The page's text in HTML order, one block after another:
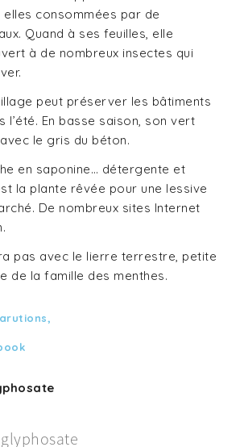
elles consommées par de
Quand à ses feuilles, elle
à de nombreux insectes qui
peut préserver les bâtiments
l’été. En basse saison, son vert
le gris du béton.
en saponine… détergente et
la plante rêvée pour une lessive
De nombreux sites Internet
pas avec le lierre terrestre, petite
de la famille des menthes.